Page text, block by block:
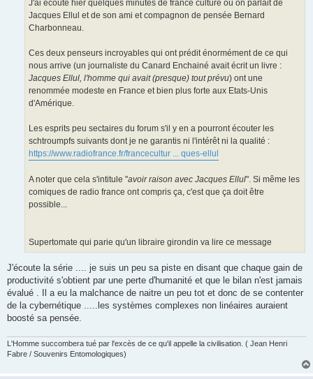
J'ai écouté hier quelques minutes de france culture où on parlait de
Jacques Ellul et de son ami et compagnon de pensée Bernard
Charbonneau.
Ces deux penseurs incroyables qui ont prédit énormément de ce qui
nous arrive (un journaliste du Canard Enchainé avait écrit un livre :
Jacques Ellul, l'homme qui avait (presque) tout prévu) ont une
renommée modeste en France et bien plus forte aux Etats-Unis
d'Amérique.
Les esprits peu sectaires du forum s'il y en a pourront écouter les
schtroumpfs suivants dont je ne garantis ni l'intérêt ni la qualité :
https://www.radiofrance.fr/francecultur ... ques-ellul
A noter que cela s'intitule "avoir raison avec Jacques Ellul". Si même les
comiques de radio france ont compris ça, c'est que ça doit être
possible...
Supertomate qui parie qu'un libraire girondin va lire ce message
J'écoute la série .... je suis un peu sa piste en disant que chaque gain de
productivité s'obtient par une perte d'humanité et que le bilan n'est jamais
évalué . Il a eu la malchance de naitre un peu tot et donc de se contenter
de la cybernétique .....les systèmes complexes non linéaires auraient
boosté sa pensée.
L'Homme succombera tué par l'excès de ce qu'il appelle la civilisation. ( Jean Henri
Fabre / Souvenirs Entomologiques)